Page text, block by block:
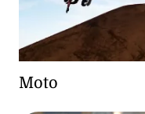
Moto